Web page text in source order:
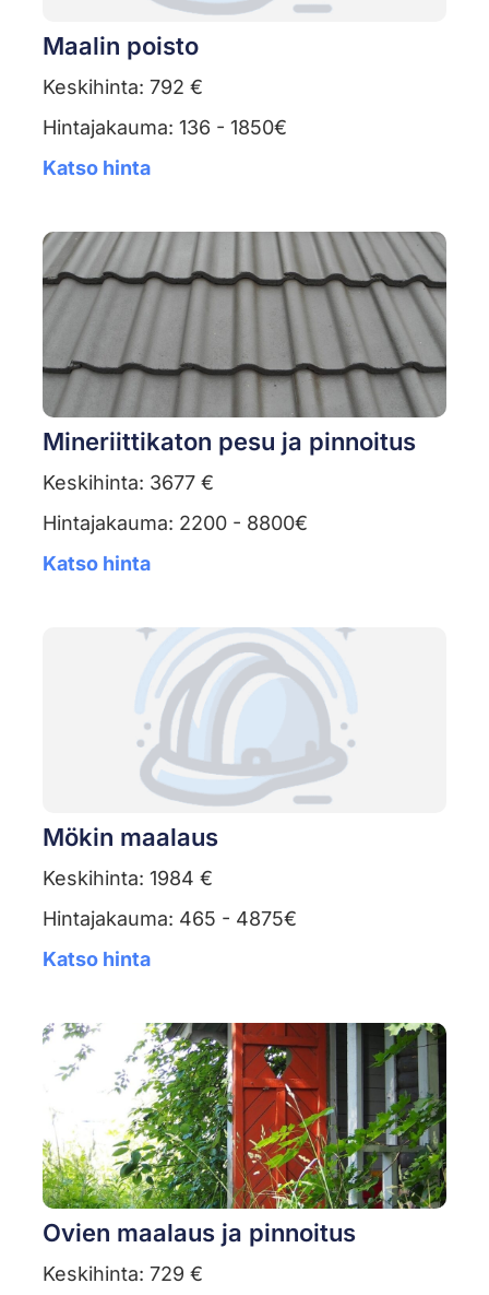
Maalin poisto
Keskihinta: 792 €
Hintajakauma: 136 - 1850€
Katso hinta
Mineriittikaton pesu ja pinnoitus
Keskihinta: 3677 €
Hintajakauma: 2200 - 8800€
Katso hinta
Mökin maalaus
Keskihinta: 1984 €
Hintajakauma: 465 - 4875€
Katso hinta
Ovien maalaus ja pinnoitus
Keskihinta: 729 €